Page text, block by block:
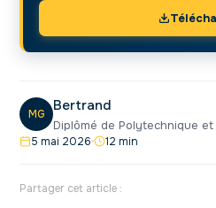
MG
Bertrand
Diplômé de Polytechnique
5 mai 2026 12 min
Partager cet article :